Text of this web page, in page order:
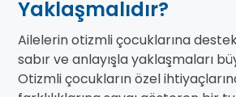
Yaklaşmalıdır?
Ailelerin otizmli çocuklarına
sabır ve anlayışla yaklaşmaları
Otizmli çocukların özel